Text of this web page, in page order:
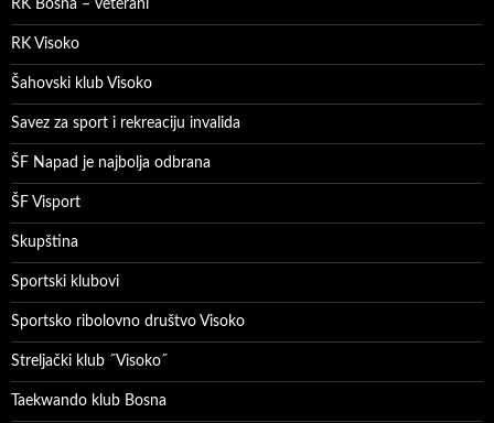
RK Bosna – veterani
RK Visoko
Šahovski klub Visoko
Savez za sport i rekreaciju invalida
ŠF Napad je najbolja odbrana
ŠF Visport
Skupština
Sportski klubovi
Sportsko ribolovno društvo Visoko
Streljački klub ˝Visoko˝
Taekwando klub Bosna